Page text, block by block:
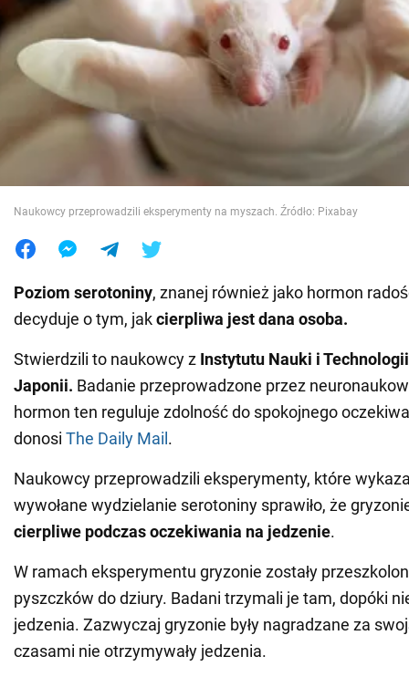
Społeczeństwo
Wojna na Ukrainie
Jedzenie
Naukowcy przeprowadzili eksperymenty na myszach. Źródło: Pixabay
Poziom serotoniny, znanej również jako hormon
decyduje o tym, jakcierpliwa jest dana osoba.
Stwierdzili to naukowcy z Instytutu Nauki i
Japonii. Badanie przeprowadzone przez
hormon ten reguluje zdolność do spokojnego
donosi The Daily Mail .
Naukowcy przeprowadzili eksperymenty, które
wywołane wydzielanie serotoniny sprawiło, że
cierpliwe podczas oczekiwania na jedzenie.
W ramach eksperymentu gryzonie zostały
pyszczków do dziury. Badani trzymali je tam, dopóki
jedzenia. Zazwyczaj gryzonie były nagradzane za
czasami nie otrzymywały jedzenia.